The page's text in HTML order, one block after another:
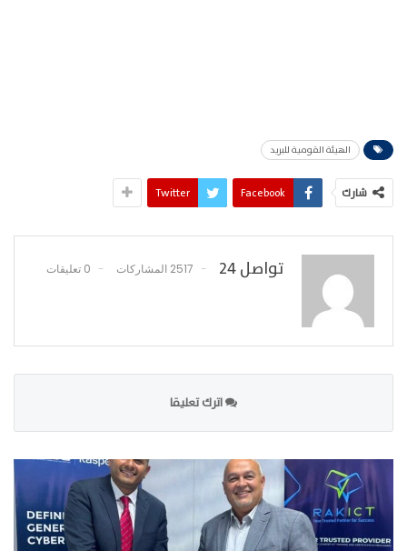
الهيئة القومية للبريد
شارك Facebook
Twitter
تواصل 24 2517 المشاركات 0 تعليقات
اترك تعليقا